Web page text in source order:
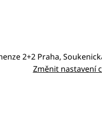
2+2 Praha,
Změnit nastavení